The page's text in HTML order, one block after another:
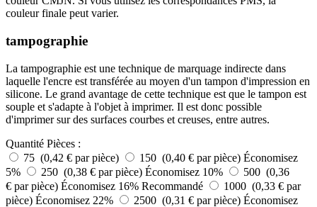
couleur finale peut varier.
tampographie
La tampographie est une technique de marquage indirecte dans
laquelle l'encre est transférée au moyen d'un tampon d'impression en
silicone. Le grand avantage de cette technique est que le tampon est
souple et s'adapte à l'objet à imprimer. Il est donc possible
d'imprimer sur des surfaces courbes et creuses, entre autres.
Quantité Pièces :
75 (0,42 € par pièce)
150 (0,40 € par pièce) Économisez
5%
250 (0,38 € par pièce) Économisez 10%
500 (0,36
€ par pièce) Économisez 16% Recommandé
1000 (0,33 € par
pièce) Économisez 22% 2500 (0,31 € par pièce) Économisez